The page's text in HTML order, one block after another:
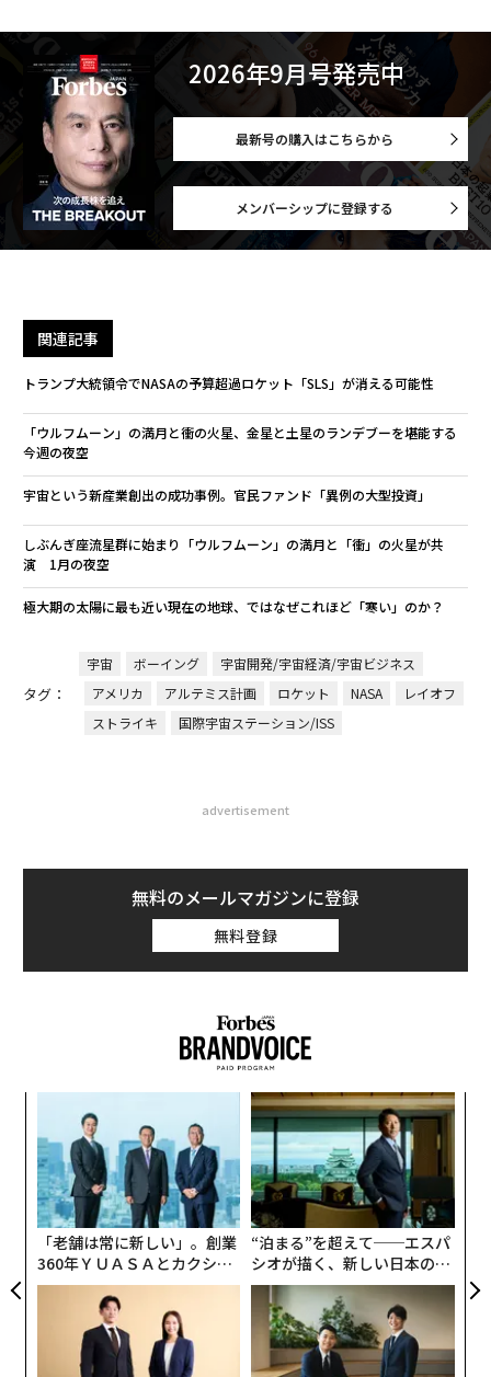
2026年9月号発売中
最新号の購入はこちらから
メンバーシップに登録する
関連記事
トランプ大統領令でNASAの予算超過ロケット「SLS」が消える可能性
「ウルフムーン」の満月と衝の火星、金星と土星のランデブーを堪能する
今週の夜空
宇宙という新産業創出の成功事例。官民ファンド「異例の大型投資」
しぶんぎ座流星群に始まり「ウルフムーン」の満月と「衝」の火星が共
演 1月の夜空
極大期の太陽に最も近い現在の地球、ではなぜこれほど「寒い」のか？
タグ：
宇宙 ボーイング
宇宙開発/宇宙経済/宇宙ビジネス
アメリカ
アルテミス計画 ロケット NASA
レイオフ
ストライキ
国際宇宙ステーション/ISS
advertisement
無料のメールマガジンに登録
無料登録
「老舗は常に新しい」。創業
360年ＹＵＡＳＡとカクシン
CEO田尻望が語る、AIを超え
る人の価値
“泊まる”を超えて──エスパ
シオが描く、新しい日本のラ
グジュアリー（前編）